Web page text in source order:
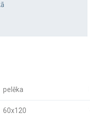
pelēka
60x120